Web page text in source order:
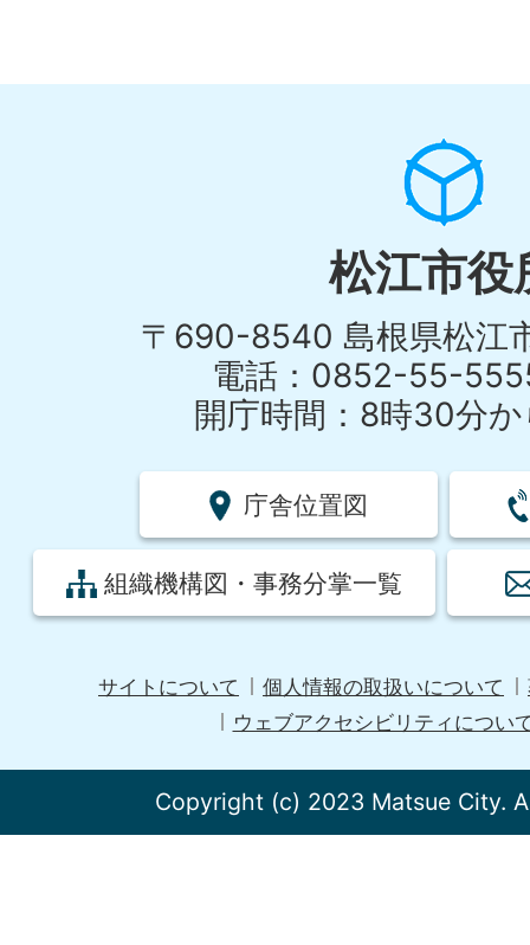
松江市役
〒690-8540 島根県松江
電話：0852-55-
開庁時間：8時30分か
庁舎位置図
組織機構図・事務分掌一覧
サイトについて 個人情報の取扱いについて
ウェブアクセシビリティについ
Copyright (c) 2023 Matsue City.